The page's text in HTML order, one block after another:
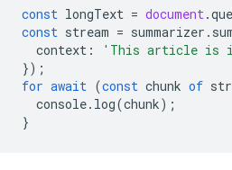
const longText = document.
const stream = summarizer .
context :
'This article is
});
for await (const chunk of
console. log(chunk);
}